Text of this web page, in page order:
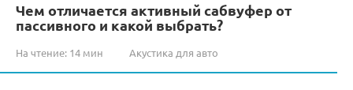
Чем отличается активный сабвуфер от
пассивного и какой выбрать?
На чтение: 14 мин Акустика для авто